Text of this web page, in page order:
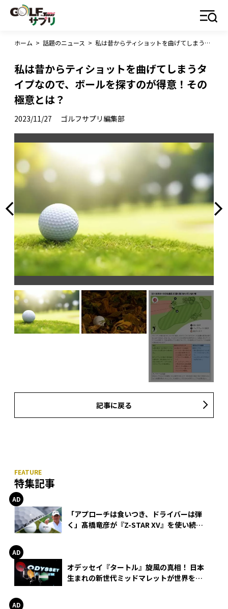
ホーム > 話題のニュース > 私は昔からティショットを曲げてしまうタイプなので、ボールを探すのが得意！その極意とは？
私は昔からティショットを曲げてしまうタ
イプなので、ボールを探すのが得意！その
極意とは？
2023/11/27 ゴルフサプリ編集部
記事に戻る
特集記事
「アプローチは食いつき、ドライバーは弾
く」髙橋竜彦が『Z-STAR XV』を使い続け
オデッセイ『タートル』旋風の真相！ 日本
生まれの新世代ミッドマレットが世界を席